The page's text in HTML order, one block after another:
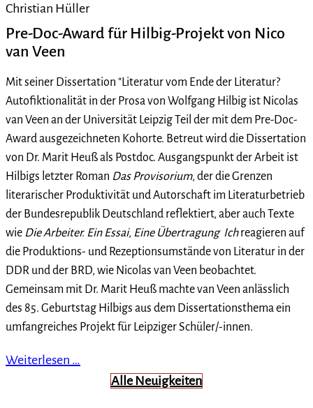
Christian Hüller
Pre-Doc-Award für Hilbig-Projekt von Nico
van Veen
Mit seiner Dissertation "Literatur vom Ende der Literatur?
Autofiktionalität in der Prosa von Wolfgang Hilbig ist Nicolas
van Veen an der Universität Leipzig Teil der mit dem Pre-Doc-
Award ausgezeichneten Kohorte. Betreut wird die Dissertation
von Dr. Marit Heuß als Postdoc. Ausgangspunkt der Arbeit ist
Hilbigs letzter Roman Das Provisorium, der die Grenzen
literarischer Produktivität und Autorschaft im Literaturbetrieb
der Bundesrepublik Deutschland reflektiert, aber auch Texte
wie Die Arbeiter. Ein Essai, Eine Übertragung Ichreagieren auf
die Produktions- und Rezeptionsumstände von Literatur in der
DDR und der BRD, wie Nicolas van Veen beobachtet.
Gemeinsam mit Dr. Marit Heuß machte van Veen anlässlich
des 85. Geburtstag Hilbigs aus dem Dissertationsthema ein
umfangreiches Projekt für Leipziger Schüler/-innen.
Weiterlesen …
Alle Neuigkeiten